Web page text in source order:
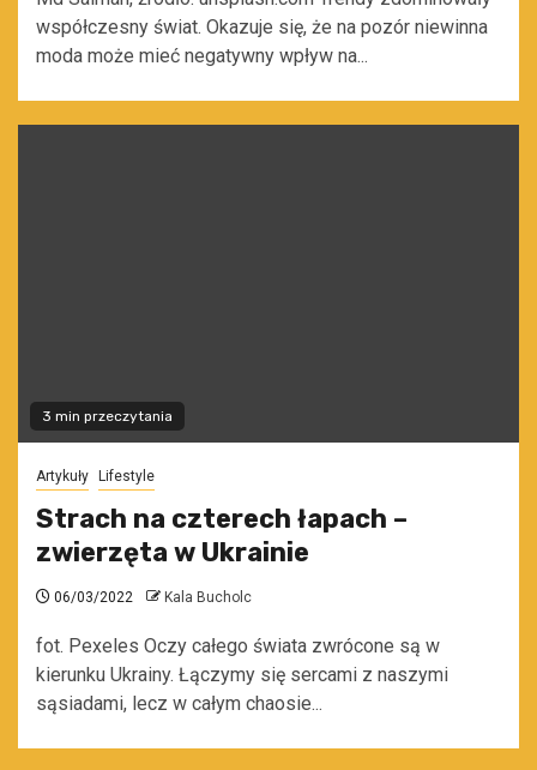
współczesny świat. Okazuje się, że na pozór niewinna
moda może mieć negatywny wpływ na...
3 min przeczytania
Artykuły Lifestyle
Strach na czterech łapach –
zwierzęta w Ukrainie
06/03/2022 Kala Bucholc
fot. Pexeles Oczy całego świata zwrócone są w
kierunku Ukrainy. Łączymy się sercami z naszymi
sąsiadami, lecz w całym chaosie...